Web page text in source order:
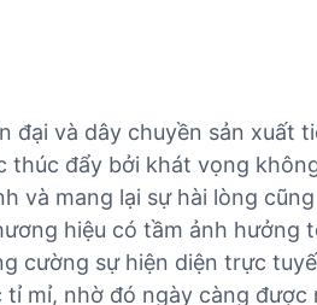
và dây chuyền sản xuất
đẩy bởi khát vọng
và mang lại sự hài lòng
hiệu có tầm ảnh
sự hiện diện trực
mỉ, nhờ đó ngày càng